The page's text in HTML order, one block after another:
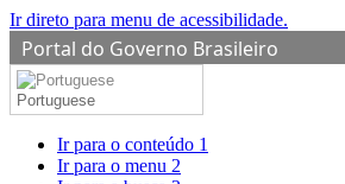
Ir direto para menu de acessibilidade.
Portal do Governo Brasileiro
Portuguese
Ir para o conteúdo 1
Ir para o menu 2